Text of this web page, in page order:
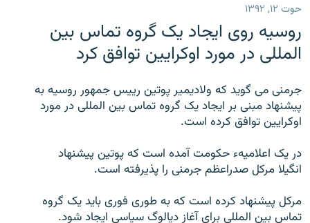
بازگشت
منوی
اصلی
به
صفحه
جستجو
شرق میانه
جهان
مصاحبه‌ها
مجموعه تصویری
ورزش
بحران مهاجرت
'کووید-۱۹'
تماس
حوت ۱۲, ۱۳۹۲
روسیه روی ایجاد یک گروه تماس بین
المللی در مورد اوکرایین توافق کرد
جرمنی می گوید که ولادیمیر پوتین رییس جمهور روسیه به
پیشنهاد مبنی بر ایجاد یک گروه تماس بین المللی در مورد
اوکرایین توافق کرده است.
در یک اعلامیهء حکومت آمده است که پوتین پیشنهاد
انگیلا مرکل صدراعظم جرمنی را پذیرفته است.
مرکل پیشنهاد کرده است که به طوری فوری باید یک گروه
تماس بین المللی برای آغاز دیالوگ سیاسی ایجاد شود.